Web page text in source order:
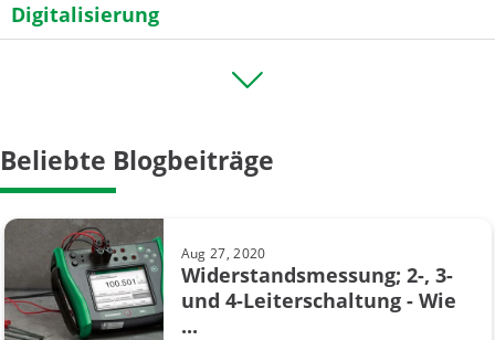
Digitalisierung
Kalibrator
Kalibriertoleranz
Kalibrierung in Chemischer Industrie
Beliebte Blogbeiträge
Aug 27, 2020
Widerstandsmessung; 2-, 3-
und 4-Leiterschaltung - Wie
...